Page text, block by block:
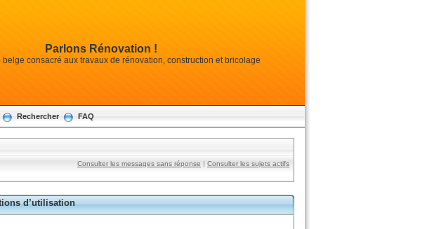
Parlons Rénovation !
belge consacré aux travaux de rénovation, construction et bricolage
Rechercher FAQ
Consulter les messages sans réponse | Consulter les sujets actifs
d’utilisation